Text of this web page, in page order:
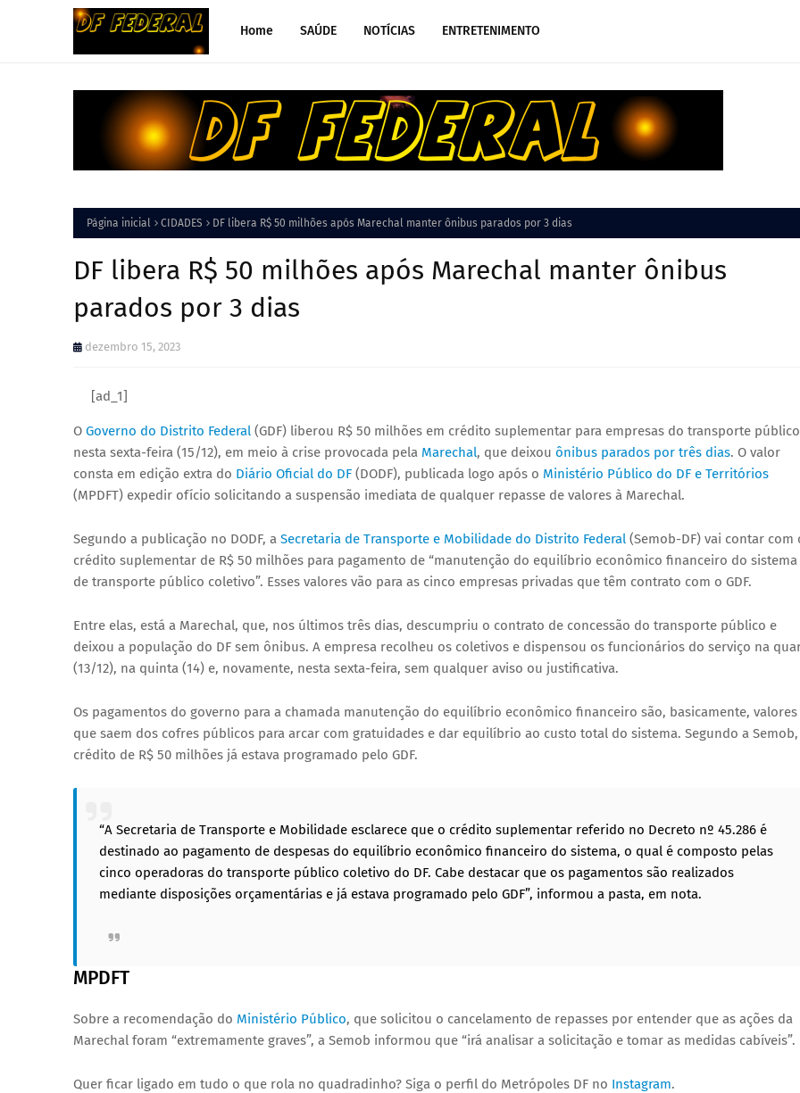
Home SAÚDE NOTÍCIAS ENTRETENIMENTO
Página inicial CIDADES DF libera R$ 50 milhões após Marechal manter ônibus parados por 3 dias
DF libera R$ 50 milhões após Marechal manter ônibus
parados por 3 dias
dezembro 15, 2023
[ad_1]
O Governo do Distrito Federal (GDF) liberou R$ 50 milhões em crédito suplementar para empresas do transporte
nesta sexta-feira (15/12), em meio à crise provocada pela Marechal, que deixou ônibus parados por três dias. O valor
consta em edição extra do Diário Oficial do DF (DODF), publicada logo após o Ministério Público do DF e Territórios
(MPDFT) expedir ofício solicitando a suspensão imediata de qualquer repasse de valores à Marechal.
Segundo a publicação no DODF, a Secretaria de Transporte e Mobilidade do Distrito Federal (Semob-DF) vai contar com
crédito suplementar de R$ 50 milhões para pagamento de “manutenção do equilíbrio econômico financeiro do sistema
de transporte público coletivo”. Esses valores vão para as cinco empresas privadas que têm contrato com o GDF.
Entre elas, está a Marechal, que, nos últimos três dias, descumpriu o contrato de concessão do transporte público e
deixou a população do DF sem ônibus. A empresa recolheu os coletivos e dispensou os funcionários do serviço na
(13/12), na quinta (14) e, novamente, nesta sexta-feira, sem qualquer aviso ou justificativa.
Os pagamentos do governo para a chamada manutenção do equilíbrio econômico financeiro são, basicamente, valores
que saem dos cofres públicos para arcar com gratuidades e dar equilíbrio ao custo total do sistema. Segundo a
crédito de R$ 50 milhões já estava programado pelo GDF.
“A Secretaria de Transporte e Mobilidade esclarece que o crédito suplementar referido no Decreto nº 45.286 é
destinado ao pagamento de despesas do equilíbrio econômico financeiro do sistema, o qual é composto pelas
cinco operadoras do transporte público coletivo do DF. Cabe destacar que os pagamentos são realizados
mediante disposições orçamentárias e já estava programado pelo GDF”, informou a pasta, em nota.
MPDFT
Sobre a recomendação do Ministério Público, que solicitou o cancelamento de repasses por entender que as ações da
Marechal foram “extremamente graves”, a Semob informou que “irá analisar a solicitação e tomar as medidas cabíveis”.
Quer ficar ligado em tudo o que rola no quadradinho? Siga o perfil do Metrópoles DF no Instagram.